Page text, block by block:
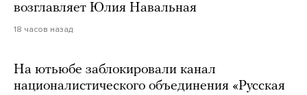
возглавляет Юлия Навальная
18 часов назад
На ютьюбе заблокировали канал
националистического объединения «Русская